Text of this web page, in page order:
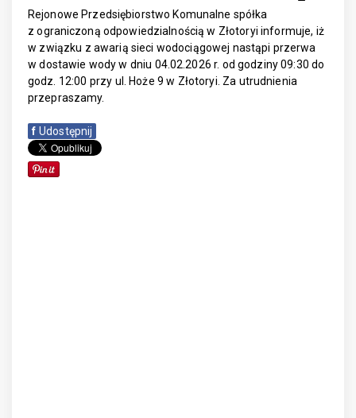
Rejonowe Przedsiębiorstwo Komunalne spółka
z ograniczoną odpowiedzialnością w Złotoryi informuje, iż
w związku z awarią sieci wodociągowej nastąpi przerwa
w dostawie wody w dniu 04.02.2026 r. od godziny 09:30 do
godz. 12:00 przy ul. Hoże 9 w Złotoryi. Za utrudnienia
przepraszamy.
f Udostępnij